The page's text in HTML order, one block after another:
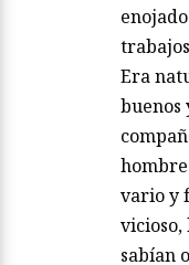
Era
buenos
vario y
sabían